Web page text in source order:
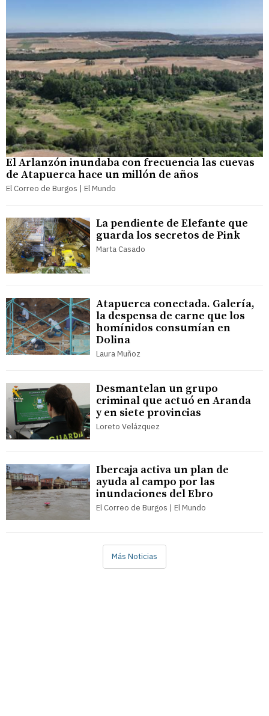
El Arlanzón inundaba con frecuencia las cuevas
de Atapuerca hace un millón de años
El Correo de Burgos | El Mundo
La pendiente de Elefante que
guarda los secretos de Pink
Marta Casado
Atapuerca conectada. Galería,
la despensa de carne que los
homínidos consumían en
Dolina
Laura Muñoz
Desmantelan un grupo
criminal que actuó en Aranda
y en siete provincias
Loreto Velázquez
Ibercaja activa un plan de
ayuda al campo por las
inundaciones del Ebro
El Correo de Burgos | El Mundo
Más Noticias